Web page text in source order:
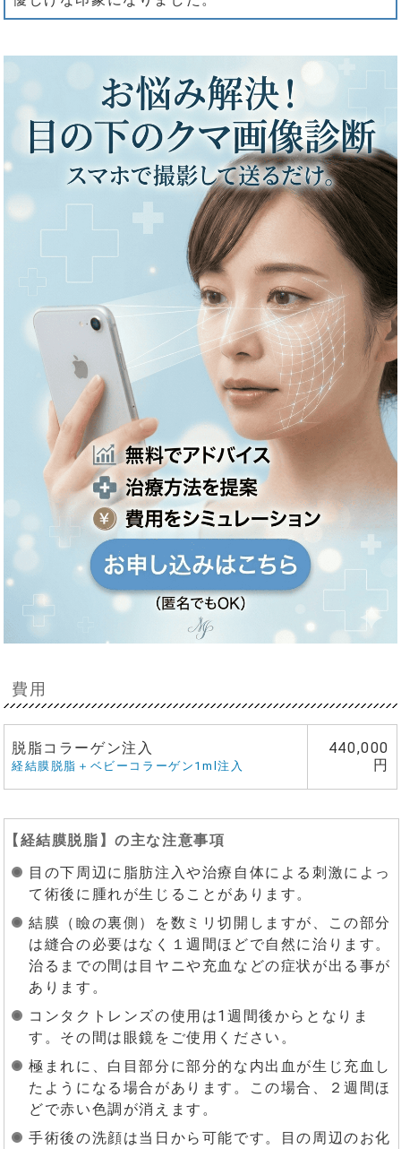
費用
脱脂コラーゲン注入
経結膜脱脂＋ベビーコラーゲン1ml注入
440,000
円
【 経結膜脱脂 】の主な注意事項
目の下周辺に脂肪注入や治療自体による刺激によっ
て術後に腫れが生じることがあります。
結膜（瞼の裏側）を数ミリ切開しますが、この部分
は縫合の必要はなく１週間ほどで自然に治ります。
治るまでの間は目ヤニや充血などの症状が出る事が
あります。
コンタクトレンズの使用は1週間後からとなりま
す。その間は眼鏡をご使用ください。
極まれに、白目部分に部分的な内出血が生じ充血し
たようになる場合があります。この場合、２週間ほ
どで赤い色調が消えます。
手術後の洗顔は当日から可能です。目の周辺のお化